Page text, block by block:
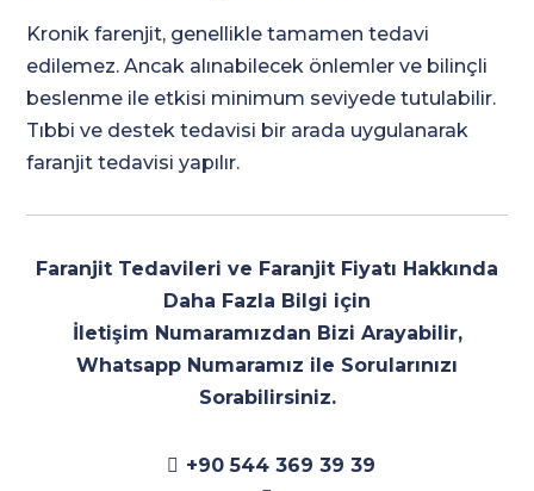
Kronik farenjit, genellikle tamamen tedavi
edilemez. Ancak alınabilecek önlemler ve bilinçli
beslenme ile etkisi minimum seviyede tutulabilir.
Tıbbi ve destek tedavisi bir arada uygulanarak
faranjit tedavisi yapılır.
Faranjit Tedavileri ve Faranjit Fiyatı Hakkında
Daha Fazla Bilgi için
İletişim Numaramızdan Bizi Arayabilir,
Whatsapp Numaramız ile Sorularınızı
Sorabilirsiniz.
+90 544 369 39 39